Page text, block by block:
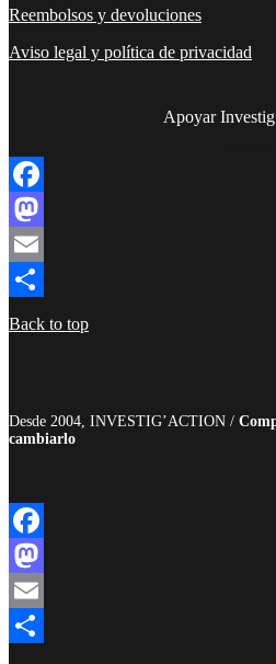
Reembolsos y devoluciones
Aviso legal y política de privacidad
Apoyar
Facebook
Mastodon
Email
Compartir
Back to top
Desde 2004, INVESTIG’ACTION /
cambiarlo
Facebook
Mastodon
Email